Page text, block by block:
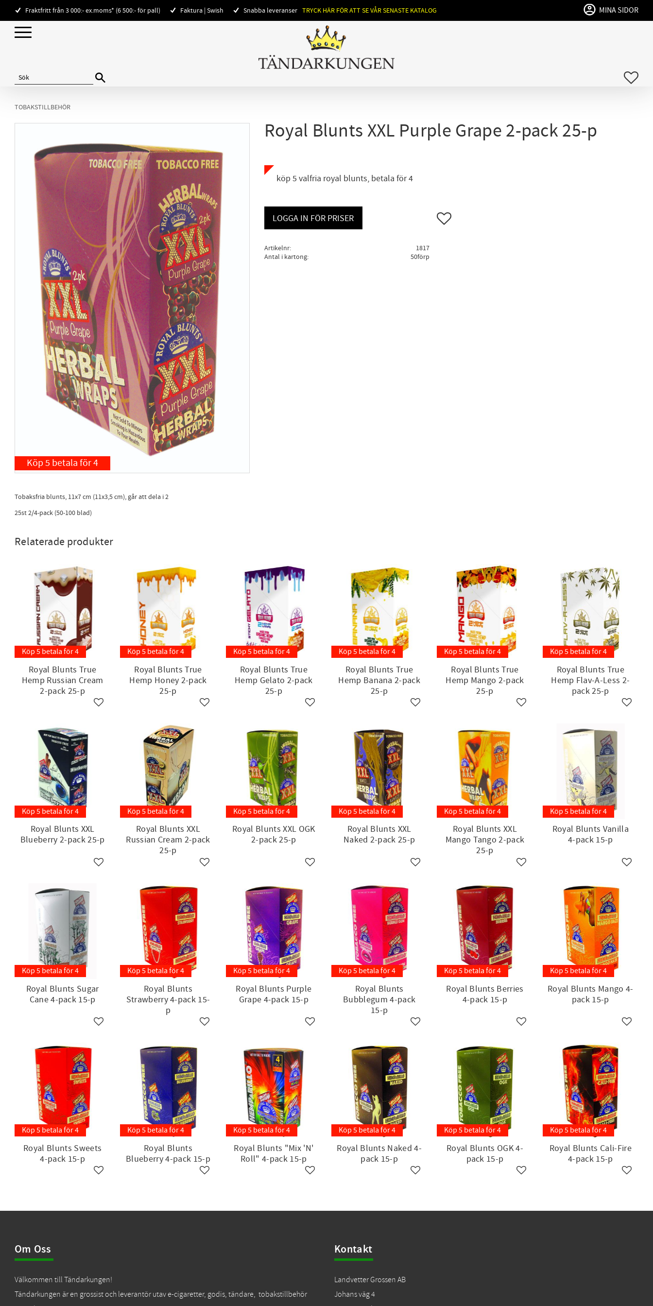
Fraktfritt från 3 000:- ex.moms* (6 500:- för pall) Faktura | Swish Snabba leveranser TRYCK HÄR FÖR ATT SE VÅR SENASTE KATALOG MINA SIDOR
TOBAKSTILLBEHÖR
Royal Blunts XXL Purple Grape 2-pack 25-p
Köp 5 betala för 4
köp 5 valfria royal blunts, betala för 4
LOGGA IN FÖR PRISER Lägg till i favoriter
Artikelnr
1817
Antal i kartong
50förp
Tobaksfria blunts, 11x7 cm (11x3,5 cm), går att dela i 2
25st 2/4-pack (50-100 blad)
Relaterade produkter
Köp 5 betala för 4
Royal Blunts True
Hemp Russian Cream
2-pack 25-p
Lägg till i favoriter
Köp 5 betala för 4
Royal Blunts True
Hemp Honey 2-pack
25-p
Lägg till i favoriter
Köp 5 betala för 4
Royal Blunts True
Hemp Gelato 2-pack
25-p
Lägg till i favoriter
Köp 5 betala för 4
Royal Blunts True
Hemp Banana 2-pack
25-p
Lägg till i favoriter
Köp 5 betala för 4
Royal Blunts True
Hemp Mango 2-pack
25-p
Lägg till i favoriter
Köp 5 betala för 4
Royal Blunts True
Hemp Flav-A-Less 2-
pack 25-p
Lägg
Köp 5 betala för 4
Royal Blunts XXL
Blueberry 2-pack 25-p
Lägg till i favoriter
Köp 5 betala för 4
Royal Blunts XXL
Russian Cream 2-pack
25-p
Lägg till i favoriter
Köp 5 betala för 4
Royal Blunts XXL OGK
2-pack 25-p
Lägg till i favoriter
Köp 5 betala för 4
Royal Blunts XXL
Naked 2-pack 25-p
Lägg till i favoriter
Köp 5 betala för 4
Royal Blunts XXL
Mango Tango 2-pack
25-p
Lägg till i favoriter
Köp 5 betala för 4
Royal Blunts Vanilla
4-pack 15-p
Lägg
Köp 5 betala för 4
Royal Blunts Sugar
Cane 4-pack 15-p
Lägg till i favoriter
Köp 5 betala för 4
Royal Blunts
Strawberry 4-pack 15-
p
Lägg till i favoriter
Köp 5 betala för 4
Royal Blunts Purple
Grape 4-pack 15-p
Lägg till i favoriter
Köp 5 betala för 4
Royal Blunts
Bubblegum 4-pack
15-p
Lägg till i favoriter
Köp 5 betala för 4
Royal Blunts Berries
4-pack 15-p
Lägg till i favoriter
Köp 5 betala för 4
Royal Blunts Mango 4-
pack 15-p
Lägg
Köp 5 betala för 4
Royal Blunts Sweets
4-pack 15-p
Lägg till i favoriter
Köp 5 betala för 4
Royal Blunts
Blueberry 4-pack 15-p
Lägg till i favoriter
Köp 5 betala för 4
Royal Blunts "Mix 'N'
Roll" 4-pack 15-p
Lägg till i favoriter
Köp 5 betala för 4
Royal Blunts Naked 4-
pack 15-p
Lägg till i favoriter
Köp 5 betala för 4
Royal Blunts OGK 4-
pack 15-p
Lägg till i favoriter
Köp 5 betala för 4
Royal Blunts Cali-Fire
4-pack 15-p
Lägg
Om Oss
Välkommen till Tändarkungen!
Tändarkungen är en grossist och leverantör utav e-cigaretter, godis, tändare, tobakstillbehör
Kontakt
Landvetter Grossen AB
Johans väg 4